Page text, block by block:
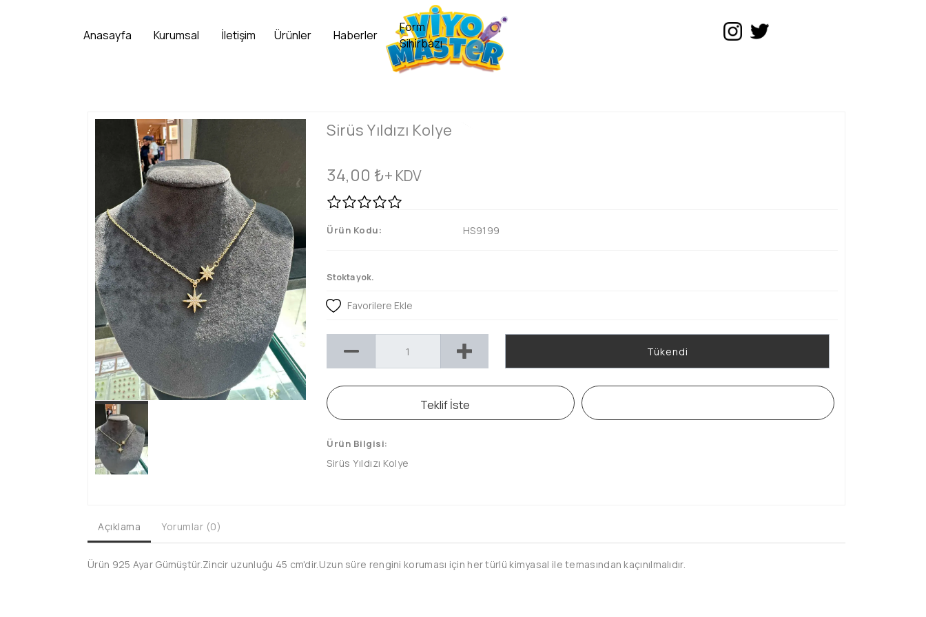
Sirüs Yıldızı Kolye
34,00 ₺+ KDV
Ürün Kodu: HS9199
Stokta yok.
Favorilere Ekle
Tükendi
Teklif İste
Ürün Bilgisi:
Sirüs Yıldızı Kolye
Açıklama Yorumlar (0)
Ürün 925 Ayar Gümüştür.Zincir uzunluğu 45 cm'dir.Uzun süre rengini koruması için her türlü kimyasal ile temasından kaçınılmalıdır.
Anasayfa Kurumsal İletişim Ürünler Haberler
Form
Sihirbazı